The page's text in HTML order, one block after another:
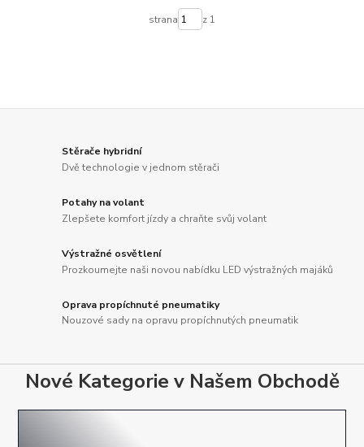
strana z 1
Stěrače hybridní
Dvě technologie v jednom stěrači
Potahy na volant
Zlepšete komfort jízdy a chraňte svůj volant
Výstražné osvětlení
Prozkoumejte naši novou nabídku LED výstražných majáků
Oprava propíchnuté pneumatiky
Nouzové sady na opravu propíchnutých pneumatik
Nové Kategorie v Našem Obchodě